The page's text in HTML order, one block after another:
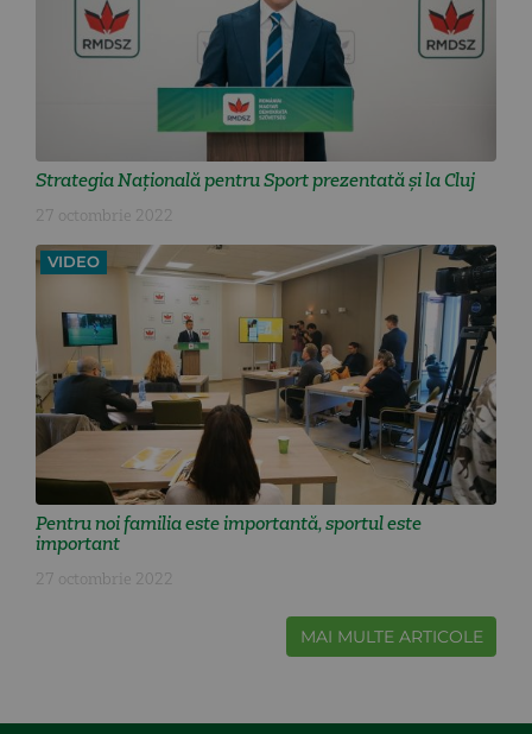
Strategia Națională pentru Sport prezentată și la Cluj
27 octombrie 2022
VIDEO
Pentru noi familia este importantă, sportul este
important
27 octombrie 2022
MAI MULTE ARTICOLE